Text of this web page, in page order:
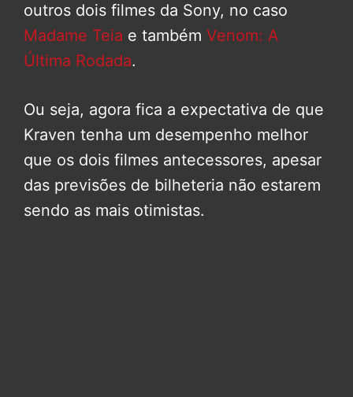
outros dois filmes da Sony, no caso
Madame Teia e também Venom: A
Última Rodada.
Ou seja, agora fica a expectativa de que
Kraven tenha um desempenho melhor
que os dois filmes antecessores, apesar
das previsões de bilheteria não estarem
sendo as mais otimistas.